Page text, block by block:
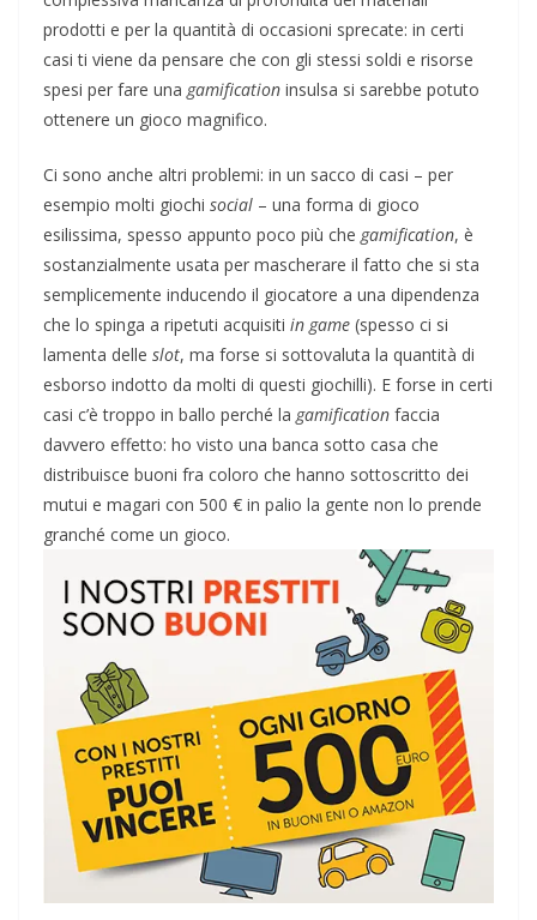
prodotti e per la quantità di occasioni sprecate: in certi
casi ti viene da pensare che con gli stessi soldi e risorse
spesi per fare una gamification insulsa si sarebbe potuto
ottenere un gioco magnifico.
Ci sono anche altri problemi: in un sacco di casi – per
esempio molti giochi social – una forma di gioco
esilissima, spesso appunto poco più che gamification, è
sostanzialmente usata per mascherare il fatto che si sta
semplicemente inducendo il giocatore a una dipendenza
che lo spinga a ripetuti acquisiti in game (spesso ci si
lamenta delle slot, ma forse si sottovaluta la quantità di
esborso indotto da molti di questi giochilli). E forse in certi
casi c’è troppo in ballo perché la gamification faccia
davvero effetto: ho visto una banca sotto casa che
distribuisce buoni fra coloro che hanno sottoscritto dei
mutui e magari con 500 € in palio la gente non lo prende
granché come un gioco.